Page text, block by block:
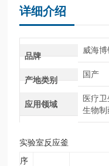
详细介绍
品牌
威海博
产地类别
国产
应用领域
医疗
生物制
实验室反应釜
序